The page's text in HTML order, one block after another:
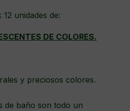
12 unidades de:
DE COLORES.
y preciosos colores.
de baño son todo un